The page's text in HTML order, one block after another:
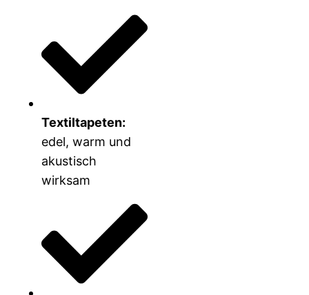
Textiltapeten:
edel, warm und
akustisch
wirksam